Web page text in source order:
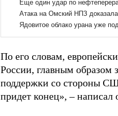
По его словам,
России, главным образом
поддержки со стороны
придет конец», – написал